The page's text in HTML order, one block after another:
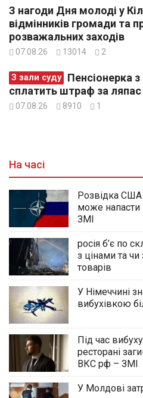
З нагоди Дня молоді у
відмінників громади та
розважальних заходів
07.08.26 13014 2
З зали суду
сплатить штраф за ляпас
07.08.26 8910 1
На часі
Розвідка США
може
ЗМІ
росія б’є по
з цінами та чи
товарів
У Німеччині
вибухівкою
Під час
ресторані
ВКС рф – ЗМІ
У Молдові